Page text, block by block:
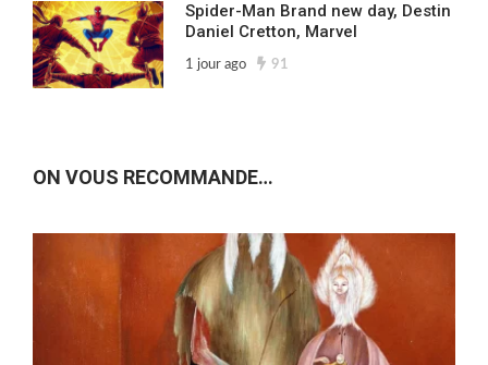
Spider-Man Brand new day, Destin
Daniel Cretton, Marvel
1 jour ago 91
ON VOUS RECOMMANDE…